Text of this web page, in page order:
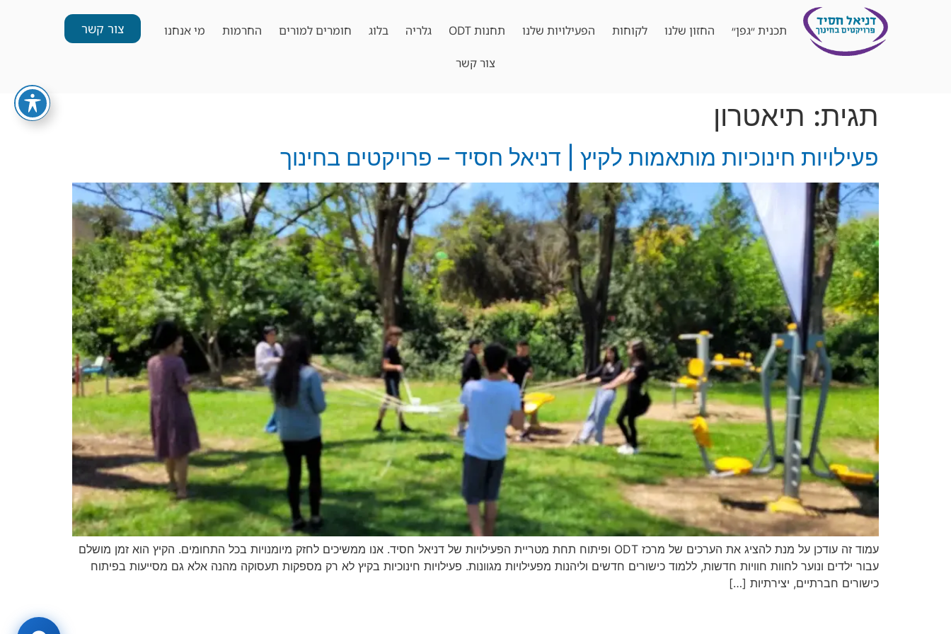
תכנית ״גפן״ החזון שלנו לקוחות הפעילויות שלנו תחנות ODT גלריה בלוג חומרים למורים החרמות מי אנחנו
צור קשר
צור קשר
תגית: תיאטרון
פעילויות חינוכיות מותאמות לקיץ | דניאל חסיד – פרויקטים בחינוך
עמוד זה עודכן על מנת להציג את הערכים של מרכז ODT ופיתוח תחת מטריית הפעילויות של דניאל חסיד. אנו ממשיכים לחזק מיומנויות בכל התחומים. הקיץ הוא זמן מושלם
עבור ילדים ונוער לחוות חוויות חדשות, ללמוד כישורים חדשים וליהנות מפעילויות מגוונות. פעילויות חינוכיות בקיץ לא רק מספקות תעסוקה מהנה אלא גם מסייעות בפיתוח
כישורים חברתיים, יצירתיות […]